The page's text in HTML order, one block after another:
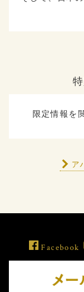
限定情報を
ア
Facebook